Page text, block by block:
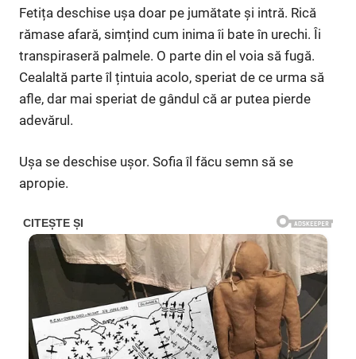
Fetița deschise ușa doar pe jumătate și intră. Rică
rămase afară, simțind cum inima îi bate în urechi. Îi
transpiraseră palmele. O parte din el voia să fugă.
Cealaltă parte îl țintuia acolo, speriat de ce urma să
afle, dar mai speriat de gândul că ar putea pierde
adevărul.
Ușa se deschise ușor. Sofia îl făcu semn să se
apropie.